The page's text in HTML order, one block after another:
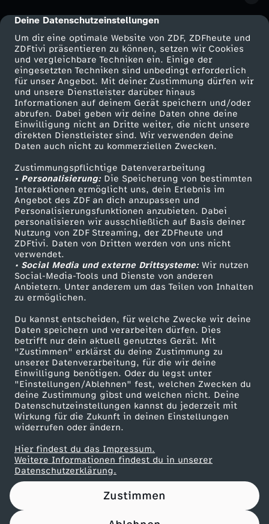
cmp-dialog-description
Deine Datenschutzeinstellungen
Um dir eine optimale Website von ZDF, ZDFheute und
ZDFtivi präsentieren zu können, setzen wir Cookies
und vergleichbare Techniken ein. Einige der
eingesetzten Techniken sind unbedingt erforderlich
für unser Angebot. Mit deiner Zustimmung dürfen wir
und unsere Dienstleister darüber hinaus
Informationen auf deinem Gerät speichern und/oder
abrufen. Dabei geben wir deine Daten ohne deine
Einwilligung nicht an Dritte weiter, die nicht unsere
direkten Dienstleister sind. Wir verwenden deine
Daten auch nicht zu kommerziellen Zwecken.
Zustimmungspflichtige Datenverarbeitung
• Personalisierung:Die Speicherung von bestimmten
Interaktionen ermöglicht uns, dein Erlebnis im
Angebot des ZDF an dich anzupassen und
Personalisierungsfunktionen anzubieten. Dabei
personalisieren wir ausschließlich auf Basis deiner
Nutzung von ZDF Streaming, der ZDFheute und
ZDFtivi. Daten von Dritten werden von uns nicht
verwendet.
• Social Media und externe Drittsysteme:Wir nutzen
Social-Media-Tools und Dienste von anderen
Anbietern. Unter anderem um das Teilen von Inhalten
zu ermöglichen.
Du kannst entscheiden, für welche Zwecke wir deine
Daten speichern und verarbeiten dürfen. Dies
betrifft nur dein aktuell genutztes Gerät. Mit
"Zustimmen" erklärst du deine Zustimmung zu
unserer Datenverarbeitung, für die wir deine
Einwilligung benötigen. Oder du legst unter
"Einstellungen/Ablehnen" fest, welchen Zwecken du
deine Zustimmung gibst und welchen nicht. Deine
Datenschutzeinstellungen kannst du jederzeit mit
Wirkung für die Zukunft in deinen Einstellungen
widerrufen oder ändern.
Hier findest du das Impressum.
Weitere Informationen findest du in unserer
Datenschutzerklärung.
Zustimmen
n
d
-
R
ü
c
k
t
r
i
t
t
d
e
s
B
u
Mehr ZDF
ZDF-Apps
Smart TV
ZDFtext
Livestreams
Sendungen A-Z
TV-Programm
Service
ZDFmitreden
Kontakt zum ZDF
Tickets
Zuschauerservice
Hilfe
ZDF Unternehmen
Karriere
ZDF goes Schule
Werbefernsehen
Mainzelmännchen
Partner